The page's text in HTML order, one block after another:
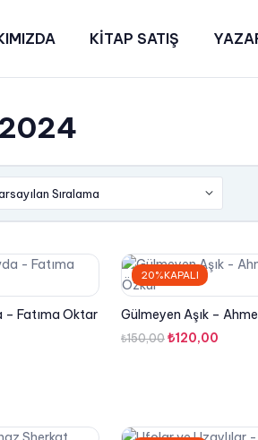
KİTAP SATIŞ
– Fatıma Oktar
20%KAPALI
Gülmeyen Aşık –
₺150,00 Orijinal
₺120,00